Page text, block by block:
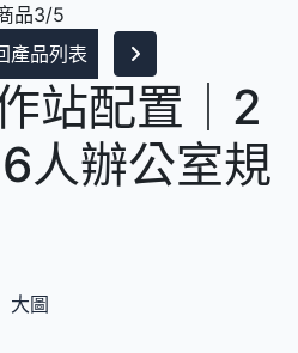
品3/5
產品列表
站配置｜2
人辦公室規
大圖